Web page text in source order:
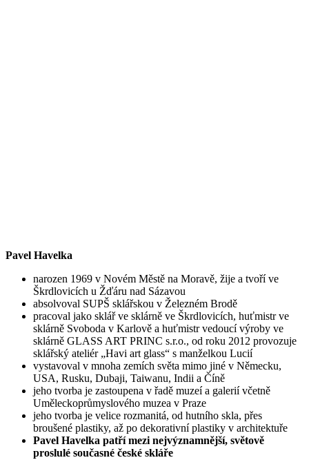
Pavel Havelka
narozen 1969 v Novém Městě na Moravě, žije a tvoří ve
Škrdlovicích u Žďáru nad Sázavou
absolvoval SUPŠ sklářskou v Železném Brodě
pracoval jako sklář ve sklárně ve Škrdlovicích, huťmistr ve
sklárně Svoboda v Karlově a huťmistr vedoucí výroby ve
sklárně GLASS ART PRINC s.r.o., od roku 2012 provozuje
sklářský ateliér „Havi art glass“ s manželkou Lucií
vystavoval v mnoha zemích světa mimo jiné v Německu,
USA, Rusku, Dubaji, Taiwanu, Indii a Číně
jeho tvorba je zastoupena v řadě muzeí a galerií včetně
Uměleckoprůmyslového muzea v Praze
jeho tvorba je velice rozmanitá, od hutního skla, přes
broušené plastiky, až po dekorativní plastiky v architektuře
Pavel Havelka patří mezi nejvýznamnější, světově
proslulé současné české skláře